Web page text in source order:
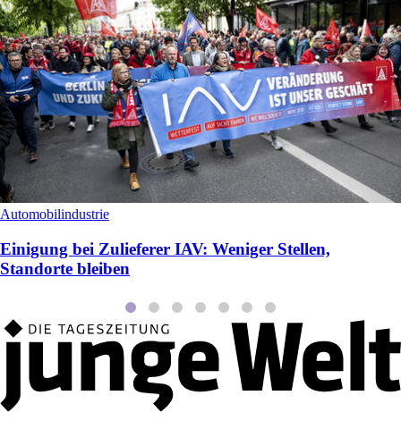
Automobilindustrie
Einigung bei Zulieferer IAV: Weniger Stellen,
Standorte bleiben